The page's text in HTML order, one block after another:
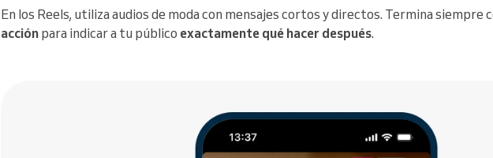
En los Reels, utiliza audios de moda con mensajes cortos y directos. Termina siempre
acción para indicar a tu público exactamente qué hacer después.